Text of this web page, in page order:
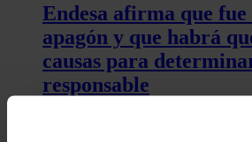
Endesa afirma que
apagón y que habrá
causas para
responsable
La vicepresidenta no ha entrado a valorar